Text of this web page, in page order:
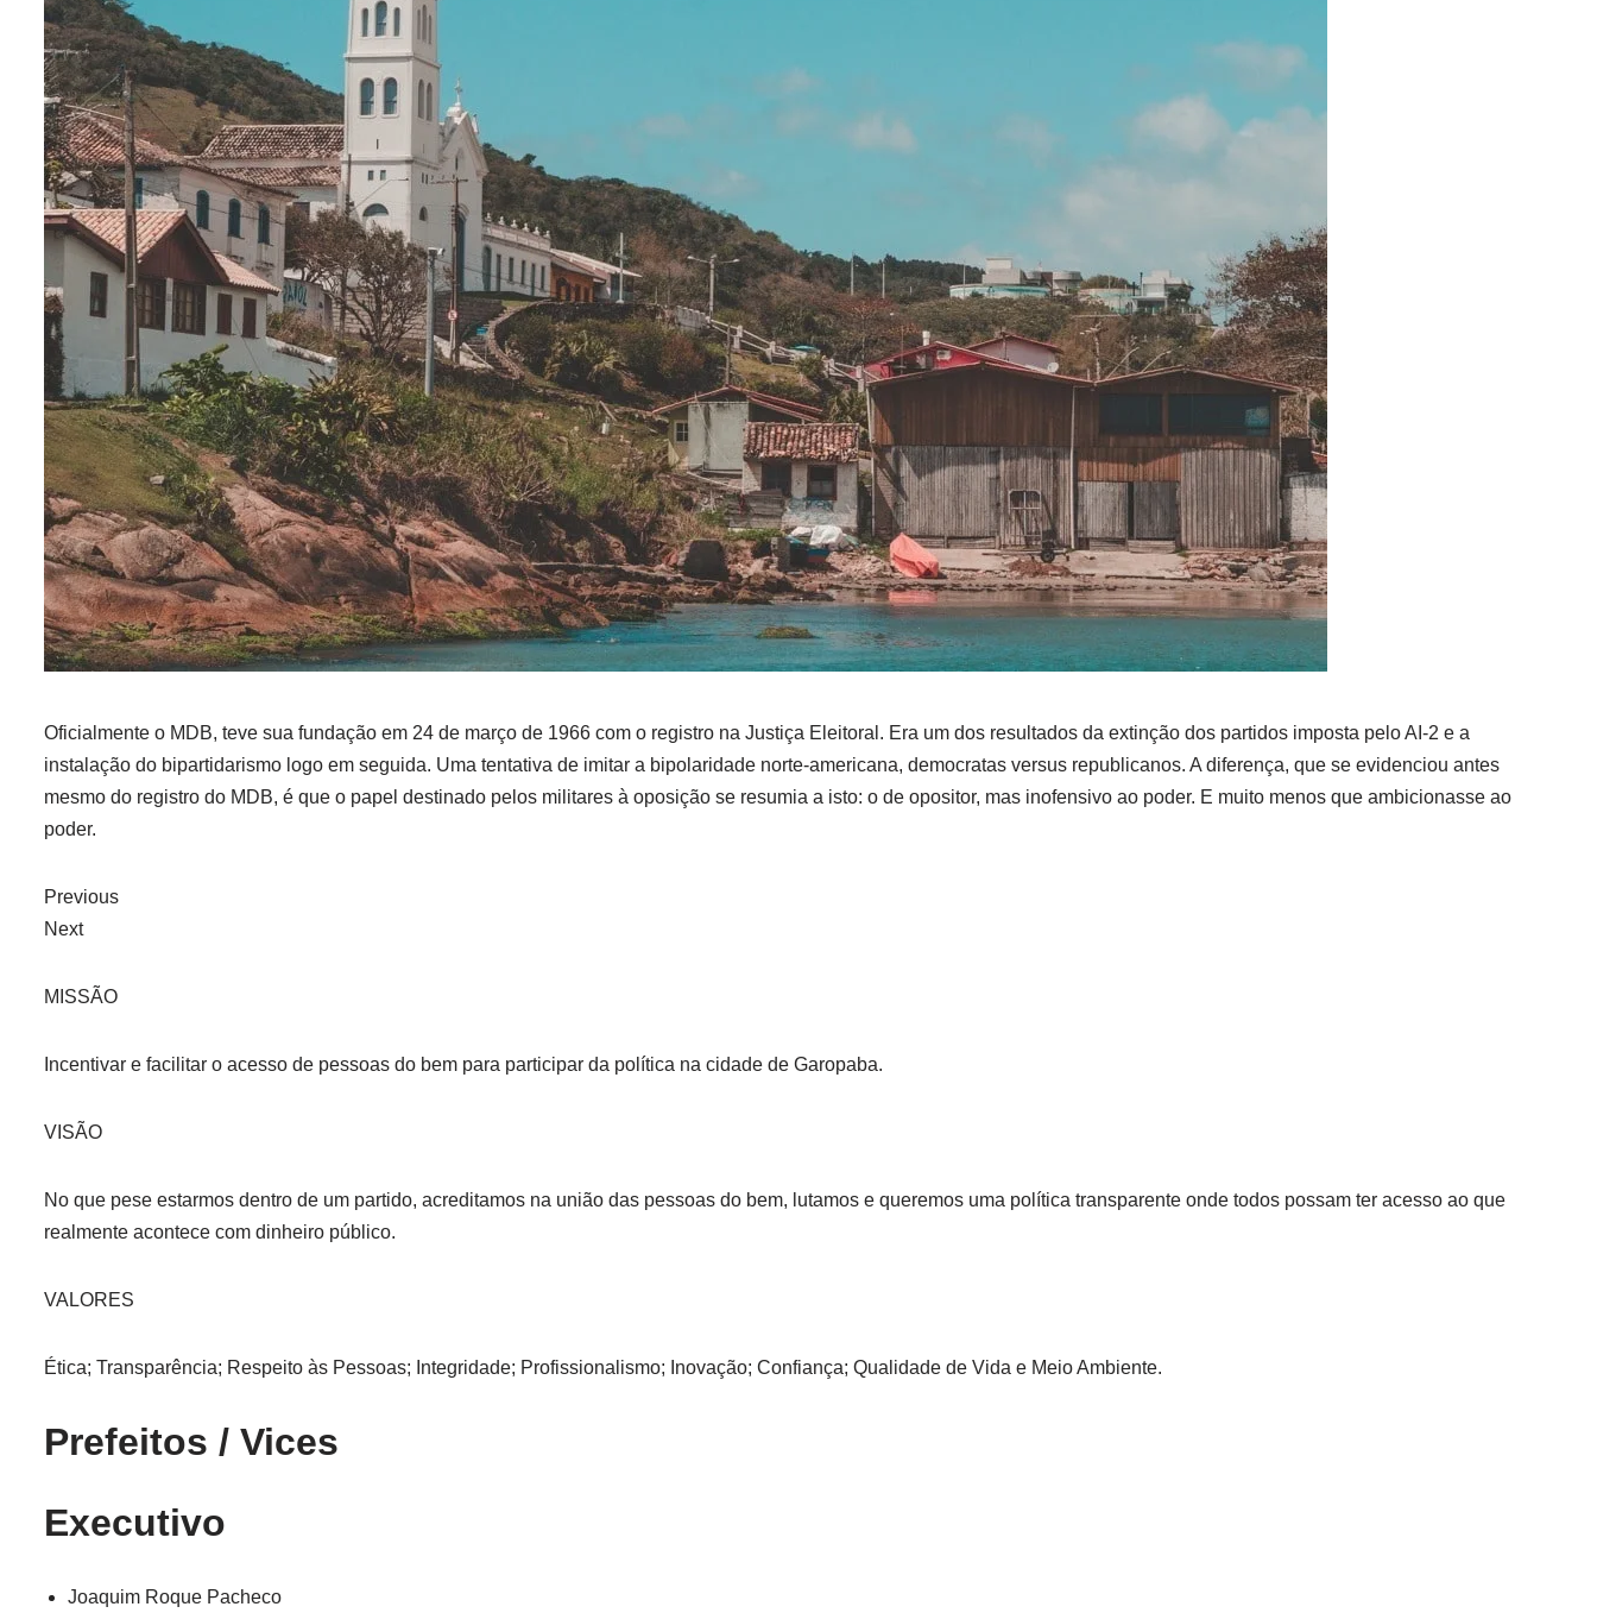
Oficialmente o MDB, teve sua fundação em 24 de março de 1966 com o registro na Justiça Eleitoral. Era um dos resultados da extinção dos partidos imposta pelo AI-2 e a
instalação do bipartidarismo logo em seguida. Uma tentativa de imitar a bipolaridade norte-americana, democratas versus republicanos. A diferença, que se evidenciou antes
mesmo do registro do MDB, é que o papel destinado pelos militares à oposição se resumia a isto: o de opositor, mas inofensivo ao poder. E muito menos que ambicionasse ao
poder.
Previous
Next
MISSÃO
Incentivar e facilitar o acesso de pessoas do bem para participar da política na cidade de Garopaba.
VISÃO
No que pese estarmos dentro de um partido, acreditamos na união das pessoas do bem, lutamos e queremos uma política transparente onde todos possam ter acesso ao que
realmente acontece com dinheiro público.
VALORES
Ética; Transparência; Respeito às Pessoas; Integridade; Profissionalismo; Inovação; Confiança; Qualidade de Vida e Meio Ambiente.
Prefeitos / Vices
Executivo
Joaquim Roque Pacheco